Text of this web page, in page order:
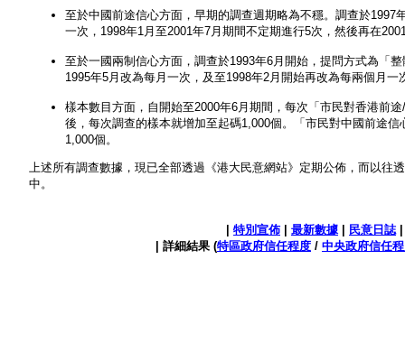
至於中國前途信心方面，早期的調查週期略為不穩。調查於
一次，1998年1月至2001年7月期間不定期進行5次，然後再在
至於一國兩制信心方面，調查於1993年6月開始，提問方式為「
1995年5月改為每月一次，及至1998年2月開始再改為每兩個月一
樣本數目方面，自開始至2000年6月期間，每次「市民對香港前
後，每次調查的樣本就增加至起碼1,000個。「市民對中國前途
1,000個。
上述所有調查數據，現已全部透過《港大民意網站》定期公佈，而以往
中。
特別宣佈| 最新數據 民意日誌
| 詳細結果 (特區政府信任程度 / 中央政府信任